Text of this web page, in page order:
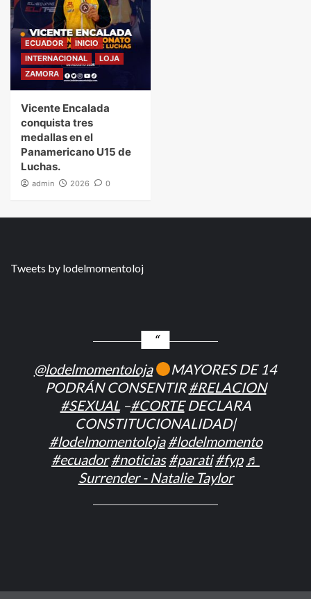
ECUADOR
INICIO
INTERNACIONAL
LOJA
ZAMORA
Vicente Encalada
conquista tres
medallas en el
Panamericano U15 de
Luchas.
admin 2026 0
Tweets by lodelmomentoloj
@lodelmomentoloja
MAYORES DE 14
PODRÁN CONSENTIR#RELACION
#SEXUAL–#CORTEDECLARA
CONSTITUCIONALIDAD|
#lodelmomentoloja #lodelmomento
#ecuador #noticias #parati #fyp ♬
Surrender - Natalie Taylor